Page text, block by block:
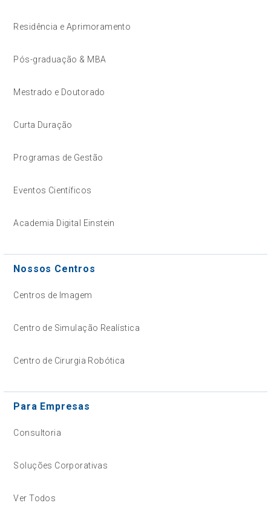
Residência e Aprimoramento
Pós-graduação & MBA
Mestrado e Doutorado
Curta Duração
Programas de Gestão
Eventos Científicos
Academia Digital Einstein
Nossos Centros
Centros de Imagem
Centro de Simulação Realística
Centro de Cirurgia Robótica
Para Empresas
Consultoria
Soluções Corporativas
Ver Todos